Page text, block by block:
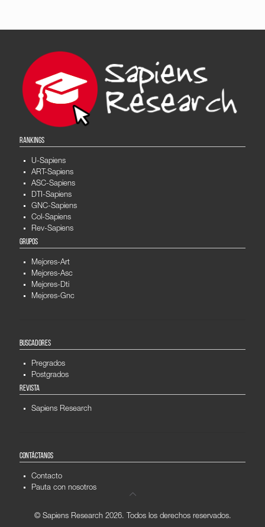
RANKINGS
U-Sapiens
ART-Sapiens
ASC-Sapiens
DTI-Sapiens
GNC-Sapiens
Col-Sapiens
Rev-Sapiens
GRUPOS
Mejores-Art
Mejores-Asc
Mejores-Dti
Mejores-Gnc
BUSCADORES
Pregrados
Postgrados
REVISTA
Sapiens Research
CONTÁCTANOS
Contacto
Pauta con nosotros
© Sapiens Research 2026. Todos los derechos reservados.